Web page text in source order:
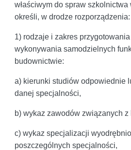
właściwym do spraw
określi, w drodze rozporządzenia:
1) rodzaje i zakres
wykonywania samodzielnych
budownictwie:
a) kierunki studiów odpowiednie
danej specjalności,
b) wykaz zawodów związanych
c) wykaz specjalizacji
poszczególnych specjalności,